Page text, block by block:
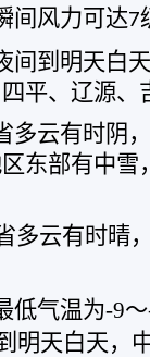
间风力可达7
间到明天白
平、辽源、
多云有时阴
东部有中
多云有时晴
低气温为-9～
明天白天，